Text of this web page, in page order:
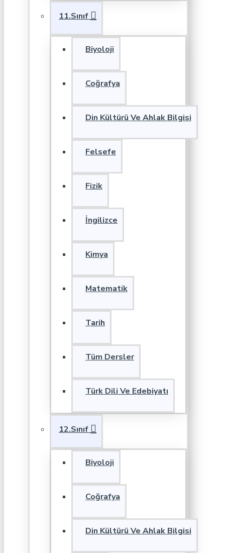
11.Sınıf
Biyoloji
Coğrafya
Din Kültürü Ve Ahlak Bilgisi
Felsefe
Fizik
İngilizce
Kimya
Matematik
Tarih
Tüm Dersler
Türk Dili Ve Edebiyatı
12.Sınıf
Biyoloji
Coğrafya
Din Kültürü Ve Ahlak Bilgisi